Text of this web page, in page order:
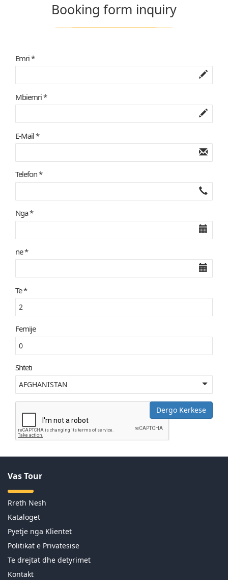
Booking form inquiry
Emri *
Mbiemri *
E-Mail *
Telefon *
Nga *
ne *
Te *
Femije
Shteti
Dergo Kerkese
Vas Tour
Rreth Nesh
Kataloget
Pyetje nga Klientet
Politikat e Privatesise
Te drejtat dhe detyrimet
Kontakt